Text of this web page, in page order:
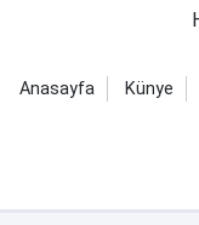
Anasayfa Künye